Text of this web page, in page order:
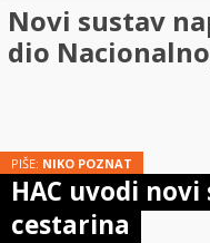
Novi sustav
dio
PIŠE: NIKO POZNAT
HAC uvodi
cestarina